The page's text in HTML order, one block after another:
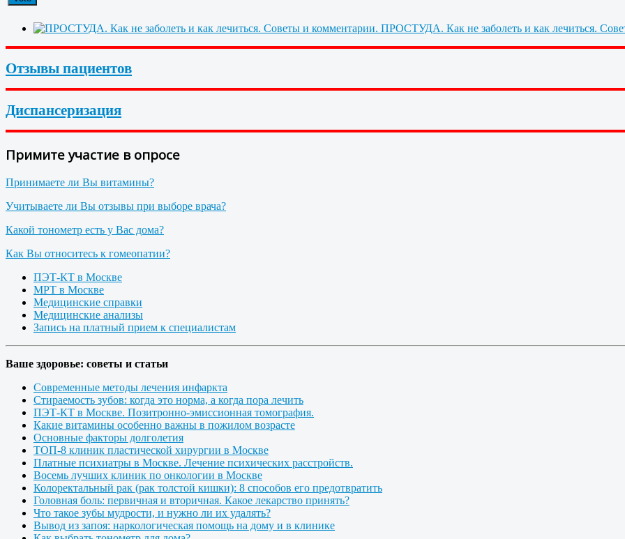
ПРОСТУДА. Как не заболеть и как лечиться.
Отзывы пациентов
Диспансеризация
Примите участие в опросе
Принимаете ли Вы витамины?
Учитываете ли Вы отзывы при выборе врача?
Какой тонометр есть у Вас дома?
Как Вы относитесь к гомеопатии?
ПЭТ-КТ в Москве
МРТ в Москве
Медицинские справки
Медицинские анализы
Запись на платный прием к специалистам
Ваше здоровье: советы и статьи
Современные методы лечения инфаркта
Стираемость зубов: когда это норма, а когда пора лечить
ПЭТ-КТ в Москве. Позитронно-эмиссионная томография.
Какие витамины особенно важны в пожилом возрасте
Основные факторы долголетия
ТОП-8 клиник пластической хирургии в Москве
Платные психиатры в Москве. Лечение психических расстройств.
Восемь лучших клиник по онкологии в Москве
Колоректальный рак (рак толстой кишки): 8 способов его предотвратить
Головная боль: первичная и вторичная. Какое лекарство принять?
Что такое зубы мудрости, и нужно ли их удалять?
Вывод из запоя: наркологическая помощь на дому и в клинике